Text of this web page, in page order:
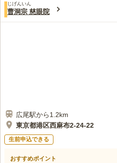
じげんいん
曹洞宗 慈眼院
広尾駅から1.2km
東京都港区西麻布2-24-22
生前申込できる
おすすめポイント